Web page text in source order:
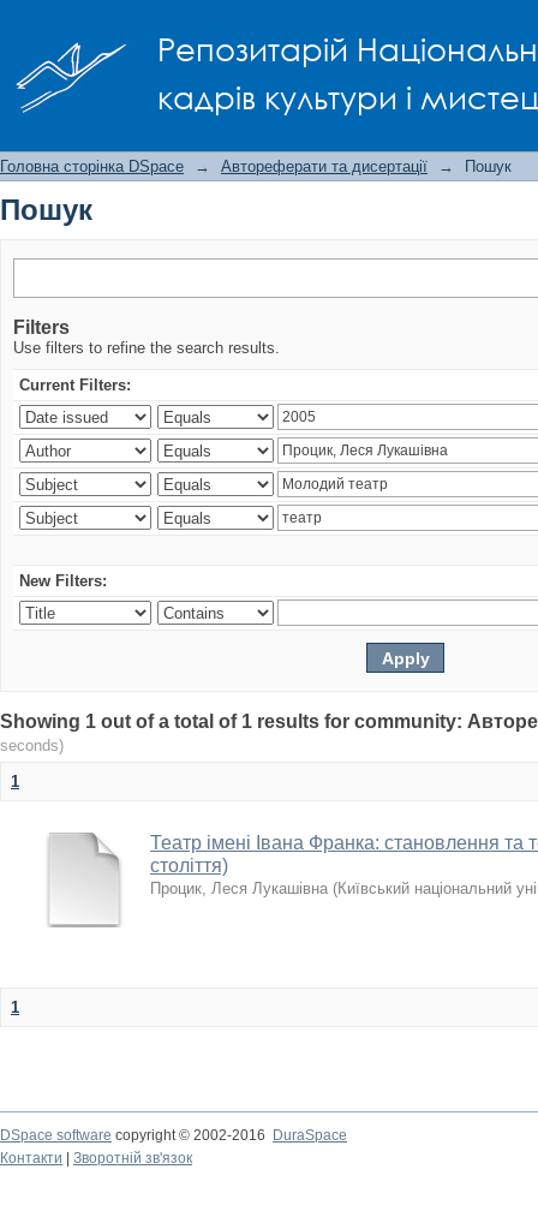
Репозитарій
кадрів культури і
Головна сторінка DSpace → Автореферати та дисертації → Пошук
Пошук
Filters
Use filters to refine the search results.
Current Filters:
New Filters:
Showing 1 out of a total of 1 results for community:
seconds)
1
Театр імені Івана Франка: становлення та
століття)
Процик, Леся Лукашівна (Київський національний
1
DSpace software copyright © 2002-2016
DuraSpace
Контакти
Зворотній зв'язок